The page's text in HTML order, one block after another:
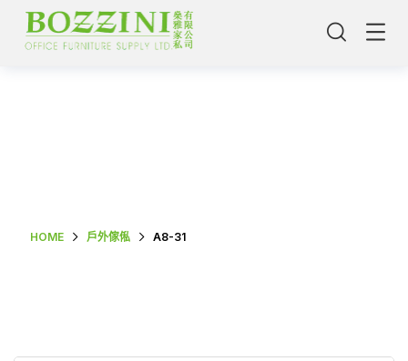
HOME 戶外傢俬 A8-31